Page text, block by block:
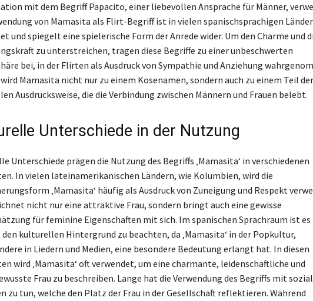
mit dem Begriff Papacito, einer liebevollen Ansprache für Männer,
von Mamasita als Flirt-Begriff ist in vielen spanischsprachigen
und spiegelt eine spielerische Form der Anrede wider. Um den Charme und
zu unterstreichen, tragen diese Begriffe zu einer unbeschwerten
bei, in der Flirten als Ausdruck von Sympathie und Anziehung
wird Mamasita nicht nur zu einem Kosenamen, sondern auch zu einem Teil der
Ausdrucksweise, die die Verbindung zwischen Männern und Frauen belebt.
Unterschiede in der Nutzung
Unterschiede prägen die Nutzung des Begriffs ‚Mamasita‘ in verschiedenen
In vielen lateinamerikanischen Ländern, wie Kolumbien, wird die
‚Mamasita‘ häufig als Ausdruck von Zuneigung und Respekt
nicht nur eine attraktive Frau, sondern bringt auch eine gewisse
für feminine Eigenschaften mit sich. Im spanischen Sprachraum ist es
kulturellen Hintergrund zu beachten, da ‚Mamasita‘ in der Popkultur,
in Liedern und Medien, eine besondere Bedeutung erlangt hat. In diesen
wird ‚Mamasita‘ oft verwendet, um eine charmante, leidenschaftliche und
Frau zu beschreiben. Lange hat die Verwendung des Begriffs mit
zu tun, welche den Platz der Frau in der Gesellschaft reflektieren. Während